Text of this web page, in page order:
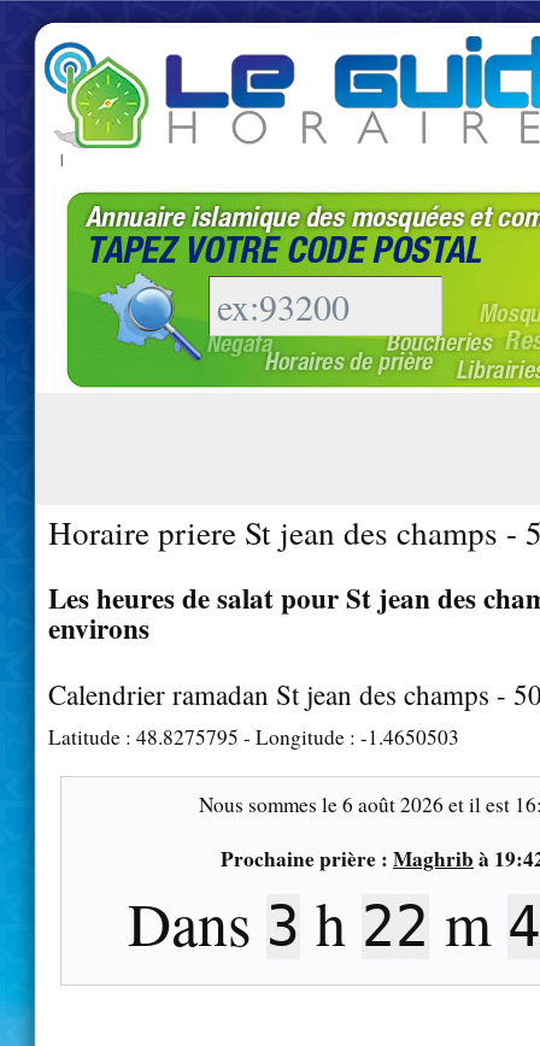
|
Horaire priere St jean des champs -
Les heures de salat pour St jean des
environs
Calendrier ramadan St jean des champs -
Latitude : 48.8275795 - Longitude : -1.4650503
Nous sommes le6 août 2026 et il est
Prochaine prière : Maghrib à
Dans 3 h 22 m